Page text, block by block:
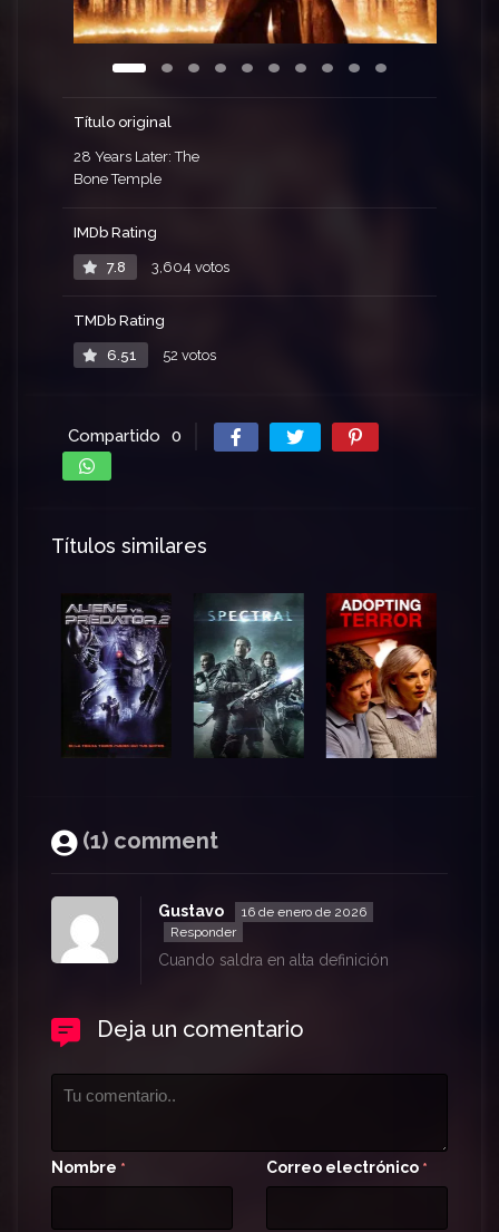
Título original
28 Years Later: The
Bone Temple
IMDb Rating
7.8 3,604 votos
TMDb Rating
6.51 52 votos
Compartido 0
Títulos similares
(1) comment
Gustavo
16 de enero de 2026
Responder
Cuando saldra en alta definición
Deja un comentario
Nombre * Correo electrónico *